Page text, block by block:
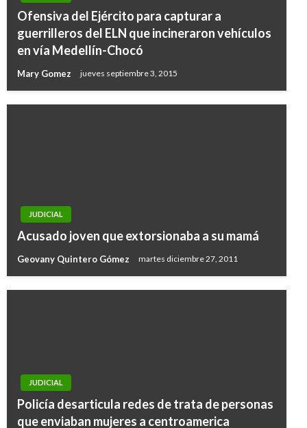
Ofensiva del Ejército para capturar a
guerrilleros del ELN que incineraron vehículos
en vía Medellín-Chocó
Mary Gomez jueves septiembre 3, 2015
JUDICIAL
Acusado joven que extorsionaba a su mamá
Geovany Quintero Gómez martes diciembre 27, 2011
JUDICIAL
Policía desarticula redes de trata de personas
que enviaban mujeres a centroamerica